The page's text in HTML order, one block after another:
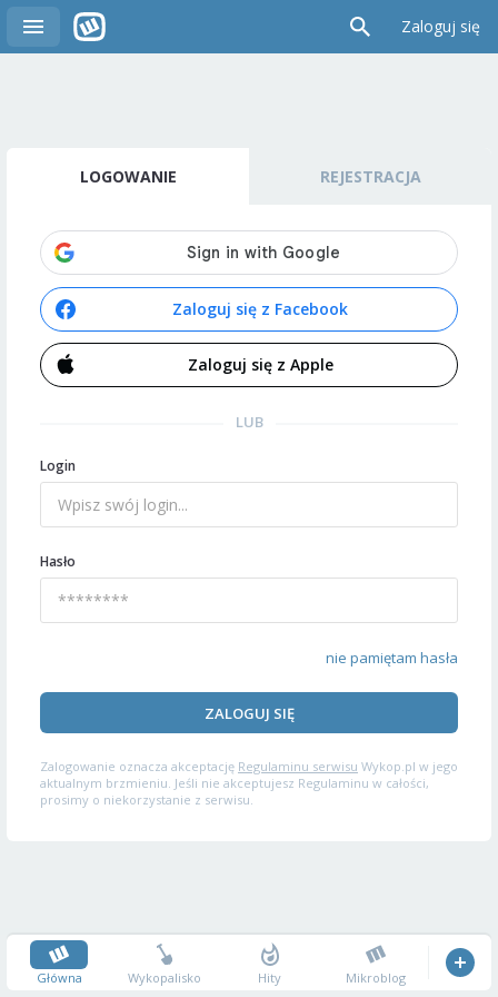
Zaloguj się
LOGOWANIE REJESTRACJA
Zaloguj się z Facebook
Zaloguj się z Apple
LUB
Login
Hasło
nie pamiętam hasła
ZALOGUJ SIĘ
Zalogowanie oznacza akceptację Regulaminu serwisu Wykop.pl w jego
aktualnym brzmieniu. Jeśli nie akceptujesz Regulaminu w całości,
prosimy o niekorzystanie z serwisu.
Główna Wykopalisko Hity Mikroblog